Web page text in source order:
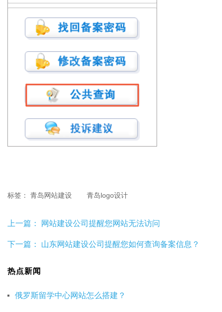
标签： 青岛网站建设 青岛logo设计
上一篇： 网站建设公司提醒您网站无法访问
下一篇： 山东网站建设公司提醒您如何查询备案信息？
热点新闻
俄罗斯留学中心网站怎么搭建？